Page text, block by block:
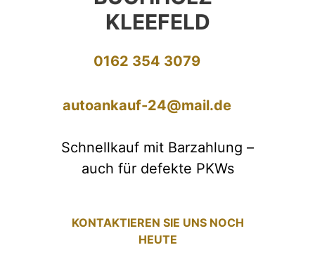
KLEEFELD
0162 354 3079
autoankauf-24@mail.de
Schnellkauf mit Barzahlung –
auch für defekte PKWs
KONTAKTIEREN SIE UNS NOCH
HEUTE